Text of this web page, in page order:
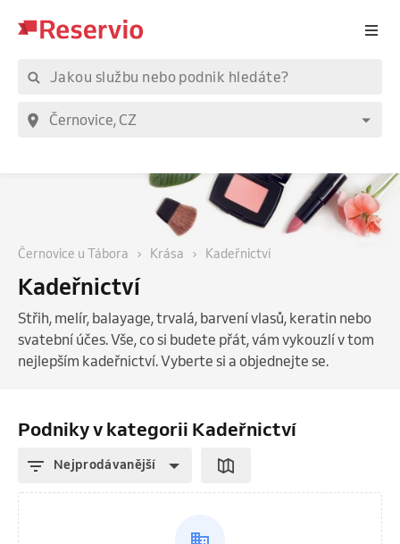
Černovice u Tábora Krása Kadeřnictví
Kadeřnictví
Střih, melír, balayage, trvalá, barvení vlasů, keratin nebo
svatební účes. Vše, co si budete přát, vám vykouzlí v tom
nejlepším kadeřnictví. Vyberte si a objednejte se.
Podniky v kategorii Kadeřnictví
Nejprodávanější